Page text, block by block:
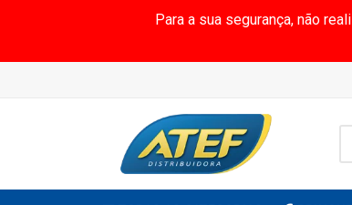
Para a sua segurança, não